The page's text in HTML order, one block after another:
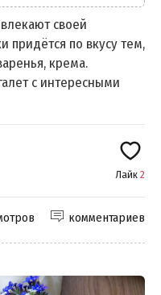
своей
придётся по вкусу тем,
крема.
с интересными
Лайк 2
комментариев